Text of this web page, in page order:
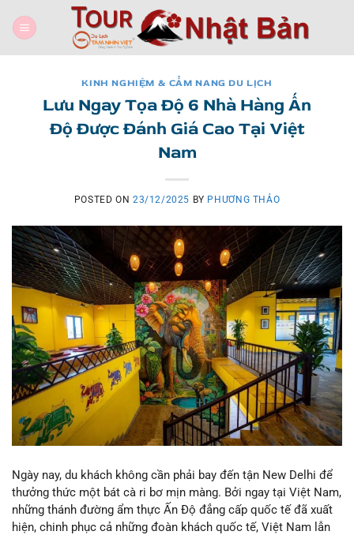
content
KINH NGHIỆM & CẨM NANG DU LỊCH
Lưu Ngay Tọa Độ 6 Nhà Hàng Ấn
Độ Được Đánh Giá Cao Tại Việt
Nam
POSTED ON 23/12/2025 BY PHƯƠNG THẢO
Ngày nay, du khách không cần phải bay đến tận New Delhi để
thưởng thức một bát cà ri bơ mịn màng. Bởi ngay tại Việt Nam,
những thánh đường ẩm thực Ấn Độ đẳng cấp quốc tế đã xuất
hiện, chinh phục cả những đoàn khách quốc tế, Việt Nam lẫn